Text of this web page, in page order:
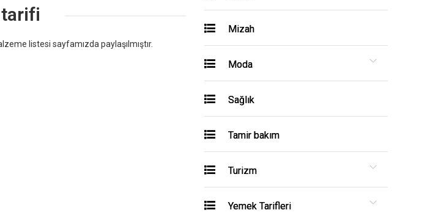
tarifi
listesi sayfamızda paylaşılmıştır.
Mizah
Moda
Sağlık
Tamir bakım
Turizm
Yemek Tarifleri